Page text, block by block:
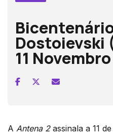
Dostoievski
11 Novembro
A Antena 2assinala a 11